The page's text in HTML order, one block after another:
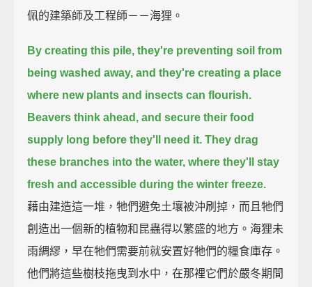
佩的建築師及工程師－－海狸。
By creating this pile, they're preventing soil from
being washed away, and they're creating a place
where new plants and insects can flourish.
Beavers think ahead, and secure their food
supply long before they'll need it. They drag
these branches into the water, where they'll stay
fresh and accessible during the winter freeze.
藉由建造這一堆，牠們避免土壤被沖刷掉，而且牠們
創造出一個新的植物和昆蟲得以繁盛的地方。海狸未
雨綢繆，早在牠們需要前就安置好牠們的糧食庫存。
他們將這些樹枝拖曳到水中，在那裡它們於嚴冬期間